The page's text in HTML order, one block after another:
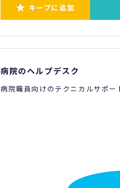
キープに追加
病院のヘルプデスク
病院職員向けのテクニカルサポー